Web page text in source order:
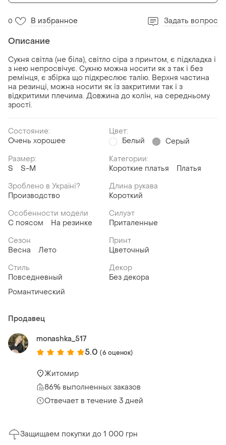
0 В избранное Задать вопрос
Описание
Сукня світла (не біла), світло сіра з принтом, є підкладка і
з нею непросвічує. Сукню можна носити як з так і без
ремінця, є збірка що підкреслює талію. Верхня частина
на резинці, можна носити як із закритими так і з
відкритими плечима. Довжина до колін, на середньому
зрості.
Состояние:
Очень хорошее
Цвет:
Белый
Серый
Размер:
S
S-M
Категории:
Короткие платья
Платья
Зроблено в Україні?
Производство
Длина рукава
Короткий
Особенности модели
С поясом
На резинке
Силуэт
Приталенные
Сезон
Весна
Лето
Принт
Цветочный
Стиль
Повседневный
Романтический
Декор
Без декора
Продавец
monashka_517
5.0 (6 оценок)
Житомир
86% выполненных заказов
Отвечает в течение 3 дней
Защищаем покупки до 1 000 грн